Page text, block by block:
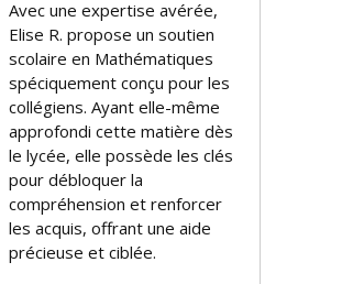
Avec une expertise avérée,
Elise R. propose un soutien
scolaire en Mathématiques
spécifiquement conçu pour les
collégiens. Ayant elle-même
approfondi cette matière dès
le lycée, elle possède les clés
pour débloquer la
compréhension et renforcer
les acquis, offrant une aide
précieuse et ciblée.